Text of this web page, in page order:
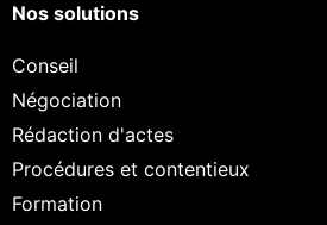
Nos solutions
Conseil
Négociation
Rédaction d'actes
Procédures et contentieux
Formation